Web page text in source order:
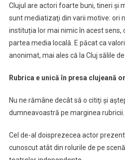
Clujul are actori foarte buni, tineri şi
sunt mediatizaţi din varii motive: ori
instituția lor mai nimic în acest sens,
partea media locală. E păcat ca
anonimat, mai ales că la Cluj sălile
Rubrica e unică în presa clujeană
Nu ne rămâne decât să o citiţi şi
dumneavoastră pe marginea rubricii.
Cel de-al doisprezecea actor
cunoscut atât din rolurile de pe